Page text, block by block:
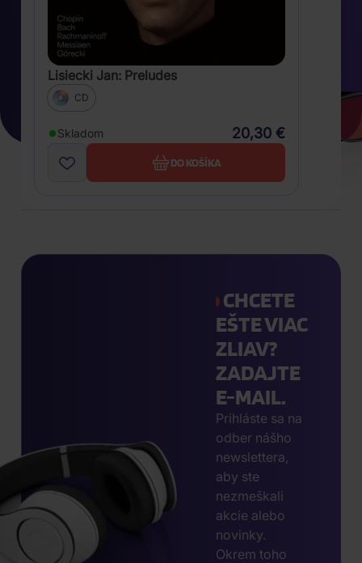
Lisiecki Jan: Preludes
CD
Skladom 20,30 €
DO KOŠÍKA
CHCETE
EŠTE VIAC
ZLIAV?
ZADAJTE
E-MAIL.
Prihláste sa na
odber nášho
newslettera,
aby ste
nezmeškali
akcie alebo
novinky.
Okrem toho